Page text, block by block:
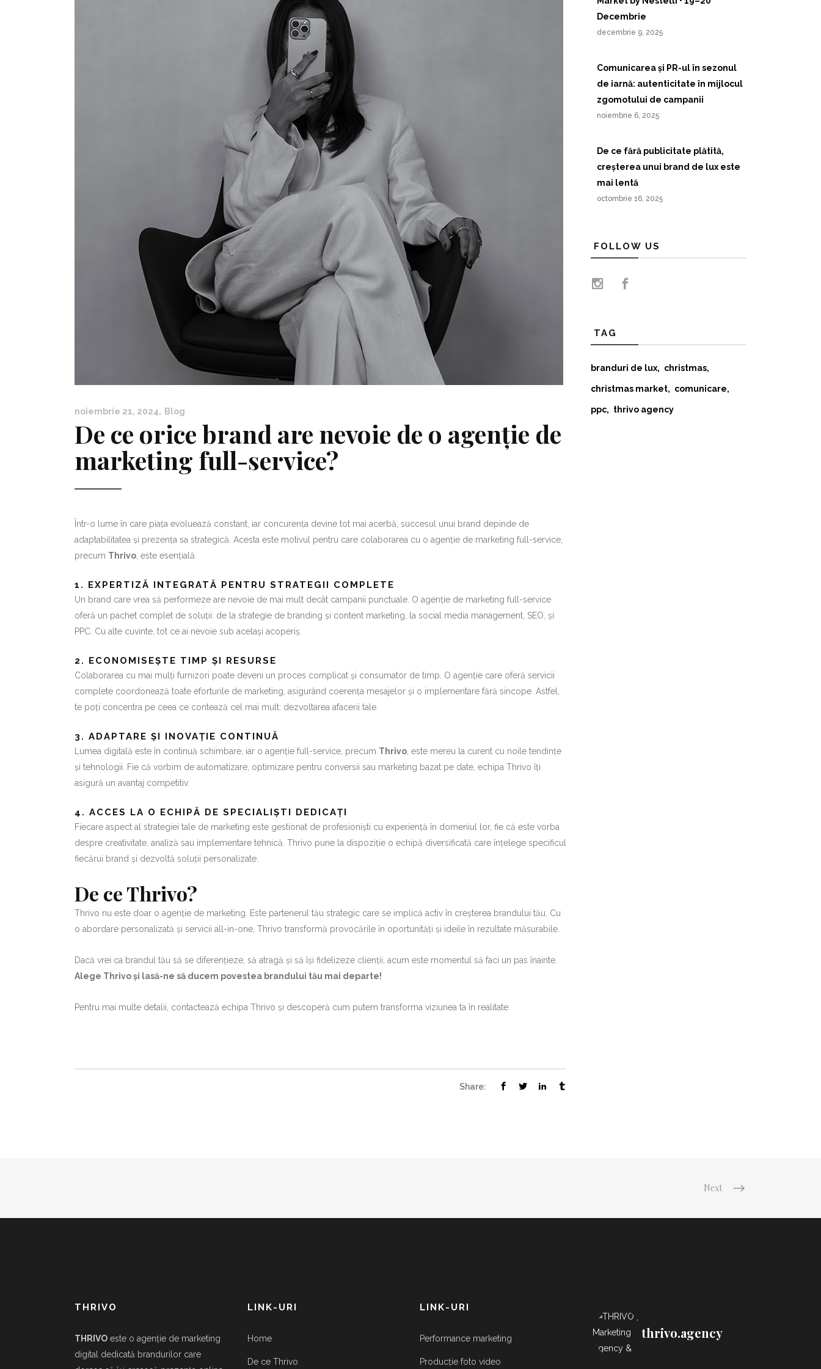
noiembrie 21, 2024 Blog
De ce orice brand are nevoie de o agenție de
marketing full-service?
Într-o lume în care piața evoluează constant, iar concurența devine tot mai acerbă, succesul unui brand depinde de
adaptabilitatea și prezența sa strategică. Acesta este motivul pentru care colaborarea cu o agenție de marketing full-service,
precum Thrivo , este esențială.
1. EXPERTIZĂ INTEGRATĂ PENTRU STRATEGII COMPLETE
Un brand care vrea să performeze are nevoie de mai mult decât campanii punctuale. O agenție de marketing full-service
oferă un pachet complet de soluții: de la strategie de branding și content marketing, la social media management, SEO, și
PPC. Cu alte cuvinte, tot ce ai nevoie sub același acoperiș.
2. ECONOMISEȘTE TIMP ȘI RESURSE
Colaborarea cu mai mulți furnizori poate deveni un proces complicat și consumator de timp. O agenție care oferă servicii
complete coordonează toate eforturile de marketing, asigurând coerența mesajelor și o implementare fără sincope. Astfel,
te poți concentra pe ceea ce contează cel mai mult: dezvoltarea afacerii tale.
3. ADAPTARE ȘI INOVAȚIE CONTINUĂ
Lumea digitală este în continuă schimbare, iar o agenție full-service, precum Thrivo , este mereu la curent cu noile tendințe
și tehnologii. Fie că vorbim de automatizare, optimizare pentru conversii sau marketing bazat pe date, echipa Thrivo îți
asigură un avantaj competitiv.
4. ACCES LA O ECHIPĂ DE SPECIALIȘTI DEDICAȚI
Fiecare aspect al strategiei tale de marketing este gestionat de profesioniști cu experiență în domeniul lor, fie că este vorba
despre creativitate, analiză sau implementare tehnică. Thrivo pune la dispoziție o echipă diversificată care înțelege specificul
fiecărui brand și dezvoltă soluții personalizate.
De ce Thrivo?
Thrivo nu este doar o agenție de marketing. Este partenerul tău strategic care se implică activ în creșterea brandului tău. Cu
o abordare personalizată și servicii all-in-one, Thrivo transformă provocările în oportunități și ideile în rezultate măsurabile.
Dacă vrei ca brandul tău să se diferențieze, să atragă și să își fidelizeze clienții, acum este momentul să faci un pas înainte.
Alege Thrivo și lasă-ne să ducem povestea brandului tău mai departe!
Pentru mai multe detalii, contactează echipa Thrivo și descoperă cum putem transforma viziunea ta în realitate.
Share:
Decembrie
decembrie 9, 2025
Comunicarea și PR-ul în sezonul
de iarnă: autenticitate în mijlocul
zgomotului de campanii
noiembrie 6, 2025
De ce fără publicitate plătită,
creșterea unui brand de lux este
mai lentă
octombrie 16, 2025
FOLLOW US
TAG
branduri de lux christmas
christmas market comunicare
ppc thrivo agency
Next
THRIVO
THRIVO este o agenție de marketing
digital dedicată brandurilor care
LINK-URI
Home
De ce Thrivo
LINK-URI
Performance marketing
Producție foto video
thrivo.agency